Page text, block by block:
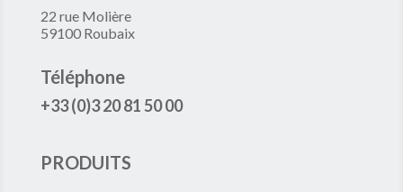
22 rue Molière
59100 Roubaix
Téléphone
+33 (0)3 20 81 50 00
PRODUITS